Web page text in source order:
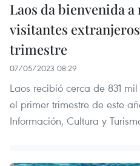
Laos da bienvenida
visitantes
trimestre
07/05/2023 08:29
Laos recibió cerca de 831
el primer trimestre de este
Información, Cultura y